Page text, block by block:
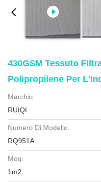
430GSM Tessuto
Polipropilene Per
Marchio:
RUIQI
Numero Di Modello:
RQ951A
Moq:
1m2